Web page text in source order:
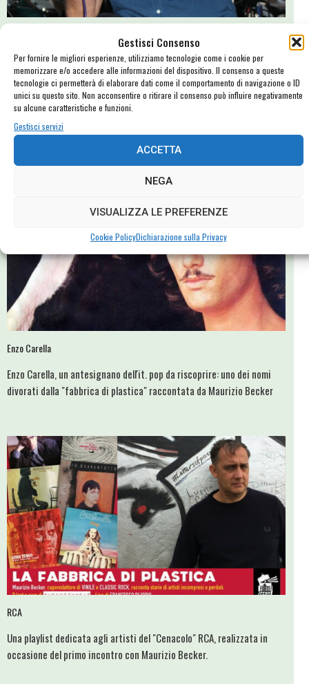
Gestisci Consenso
Per fornire le migliori esperienze, utilizziamo tecnologie come i cookie per
memorizzare e/o accedere alle informazioni del dispositivo. Il consenso a queste
tecnologie ci permetterà di elaborare dati come il comportamento di navigazione o ID
unici su questo sito. Non acconsentire o ritirare il consenso può influire negativamente
su alcune caratteristiche e funzioni.
Gestisci servizi
ACCETTA
NEGA
VISUALIZZA LE PREFERENZE
Cookie PolicyDichiarazione sulla Privacy
Maurizio Becker e la fabbrica di plastica
Maurizio Becker è una persona eccezionale, e l'attenzione e la
passione che mette nel parlare e scrivere di musica sono tangibili, se
uno rallenta e si ferma ad ascoltare: e il pubblico che ha assistito alle
quasi due ore di chiacchierata di venerdì ha sicuramente apprezzato
le sue storie!
Enzo Carella
Enzo Carella, un antesignano dell'it. pop da riscoprire: uno dei nomi
divorati dalla "fabbrica di plastica" raccontata da Maurizio Becker
RCA
Una playlist dedicata agli artisti del "Cenacolo" RCA, realizzata in
occasione del primo incontro con Maurizio Becker.